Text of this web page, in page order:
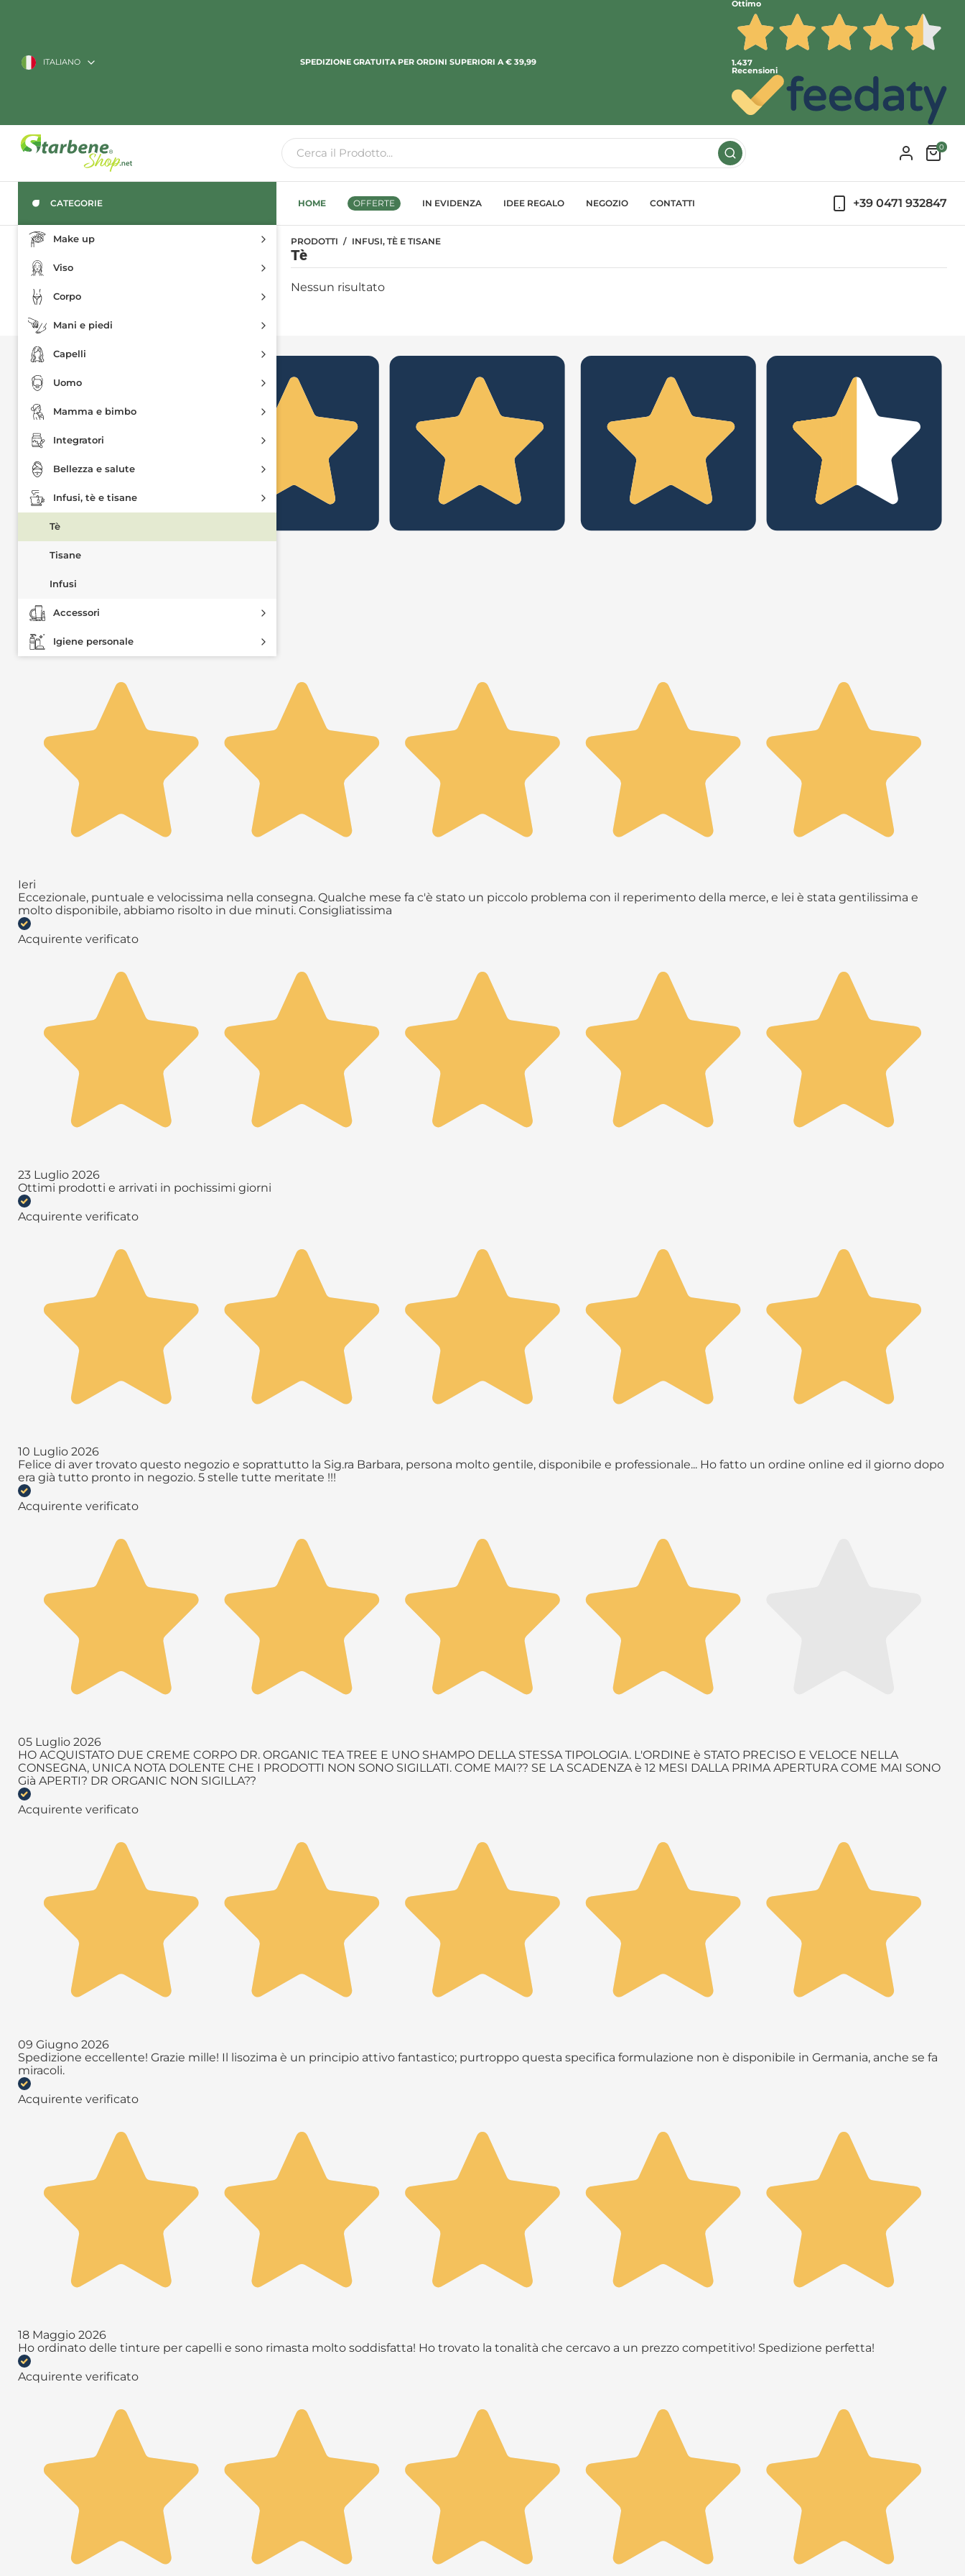
ITALIANO SPEDIZIONE GRATUITA PER ORDINI SUPERIORI A € 39,99
Ottimo
1.437
Recensioni
0
CATEGORIE
Make up
Viso
Corpo
Mani e piedi
Capelli
Uomo
Mamma e bimbo
Integratori
Bellezza e salute
Infusi, tè e tisane
Tè
Tisane
Infusi
Accessori
Igiene personale
HOME OFFERTE IN EVIDENZA IDEE REGALO NEGOZIO CONTATTI +39 0471 932847
PRODOTTI INFUSI, TÈ E TISANE
Tè
Nessun risultato
Ottimo
4,5/5
Le nostre recensioni a 4 e 5 stelle.
Clicca qui per leggerle tutte >
Precedente Successivo
Ieri
Eccezionale, puntuale e velocissima nella consegna. Qualche mese fa c'è stato un piccolo problema con il reperimento della merce, e lei è stata gentilissima e
molto disponibile, abbiamo risolto in due minuti. Consigliatissima
Acquirente verificato
23 Luglio 2026
Ottimi prodotti e arrivati in pochissimi giorni
Acquirente verificato
10 Luglio 2026
Felice di aver trovato questo negozio e soprattutto la Sig.ra Barbara, persona molto gentile, disponibile e professionale... Ho fatto un ordine online ed il giorno dopo
era già tutto pronto in negozio. 5 stelle tutte meritate !!!
Acquirente verificato
05 Luglio 2026
HO ACQUISTATO DUE CREME CORPO DR. ORGANIC TEA TREE E UNO SHAMPO DELLA STESSA TIPOLOGIA. L'ORDINE è STATO PRECISO E VELOCE NELLA
CONSEGNA, UNICA NOTA DOLENTE CHE I PRODOTTI NON SONO SIGILLATI. COME MAI?? SE LA SCADENZA è 12 MESI DALLA PRIMA APERTURA COME MAI SONO
Già APERTI? DR ORGANIC NON SIGILLA??
Acquirente verificato
09 Giugno 2026
Spedizione eccellente! Grazie mille! Il lisozima è un principio attivo fantastico; purtroppo questa specifica formulazione non è disponibile in Germania, anche se fa
miracoli.
Acquirente verificato
18 Maggio 2026
Ho ordinato delle tinture per capelli e sono rimasta molto soddisfatta! Ho trovato la tonalità che cercavo a un prezzo competitivo! Spedizione perfetta!
Acquirente verificato